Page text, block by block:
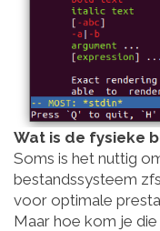
Wat is de fysieke
Soms is het nuttig
bestandssysteem
voor optimale
Maar hoe kom je